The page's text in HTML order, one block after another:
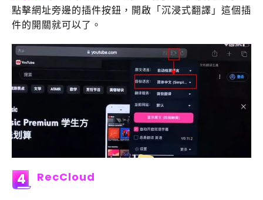
點擊網址旁邊的插件按鈕，開啟「沉浸式翻譯」這個插
件的開關就可以了。
4 RecCloud